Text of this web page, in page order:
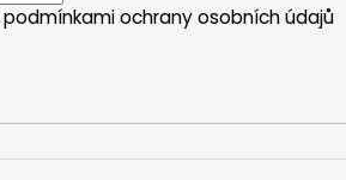
podmínkami ochrany osobních údajů